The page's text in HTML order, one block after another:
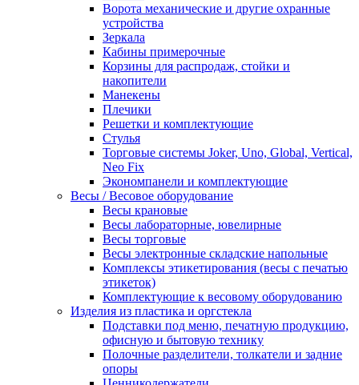
Ворота механические и другие охранные
устройства
Зеркала
Кабины примерочные
Корзины для распродаж, стойки и
накопители
Манекены
Плечики
Решетки и комплектующие
Стулья
Торговые системы Joker, Uno, Global, Vertical,
Neo Fix
Экономпанели и комплектующие
Весы / Весовое оборудование
Весы крановые
Весы лабораторные, ювелирные
Весы торговые
Весы электронные складские напольные
Комплексы этикетирования (весы с печатью
этикеток)
Комплектующие к весовому оборудованию
Изделия из пластика и оргстекла
Подставки под меню, печатную продукцию,
офисную и бытовую технику
Полочные разделители, толкатели и задние
опоры